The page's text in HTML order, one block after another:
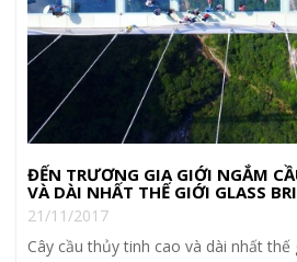
ĐẾN TRƯƠNG GIA GIỚI NGẮM
VÀ DÀI NHẤT THẾ GIỚI GLASS
21/11/2017
Cây cầu thủy tinh cao và dài nhất